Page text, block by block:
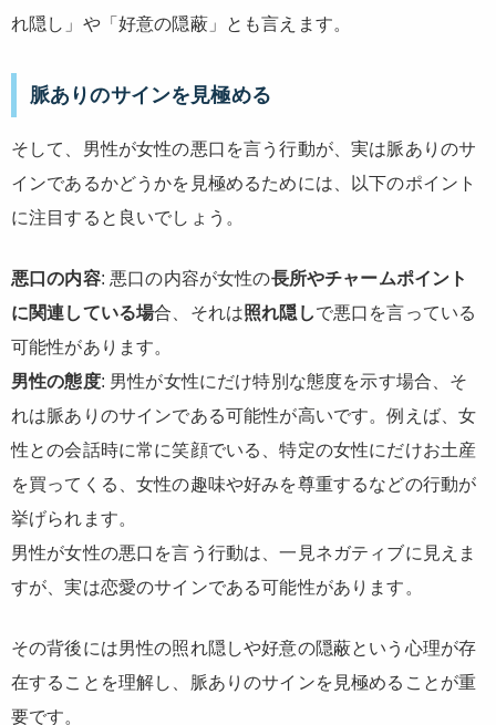
れ隠し」や「好意の隠蔽」とも言えます。
脈ありのサインを見極める
そして、男性が女性の悪口を言う行動が、実は脈ありのサ
インであるかどうかを見極めるためには、以下のポイント
に注目すると良いでしょう。
悪口の内容: 悪口の内容が女性の長所やチャームポイント
に関連している場合、それは照れ隠しで悪口を言っている
可能性があります。
男性の態度: 男性が女性にだけ特別な態度を示す場合、そ
れは脈ありのサインである可能性が高いです。例えば、女
性との会話時に常に笑顔でいる、特定の女性にだけお土産
を買ってくる、女性の趣味や好みを尊重するなどの行動が
挙げられます。
男性が女性の悪口を言う行動は、一見ネガティブに見えま
すが、実は恋愛のサインである可能性があります。
その背後には男性の照れ隠しや好意の隠蔽という心理が存
在することを理解し、脈ありのサインを見極めることが重
要です。